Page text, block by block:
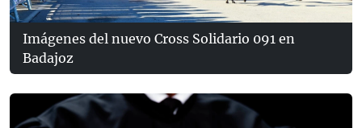
Imágenes del nuevo Cross Solidario 091 en
Badajoz